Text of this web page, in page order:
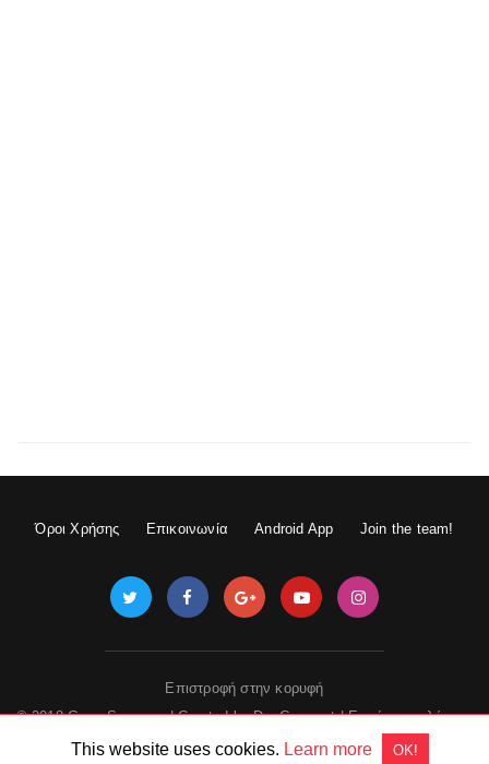
Όροι Χρήσης Επικοινωνία Android App Join the team!
Επιστροφή στην κορυφή
© 2018 GameSpace.gr | Created byDevGuru.net|Εμφάνιση πλήρους
This website uses cookies. Learn more OK!